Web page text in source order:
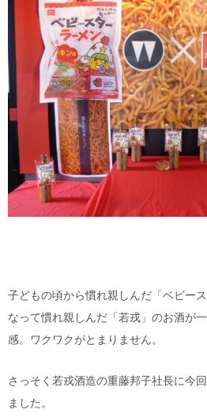
子どもの頃から慣れ親しんだ「ベビー
なって慣れ親しんだ「若戎」のお酒が
感。ワクワクがとまりません。
さっそく若戎酒造の重藤邦子社長に今
ました。